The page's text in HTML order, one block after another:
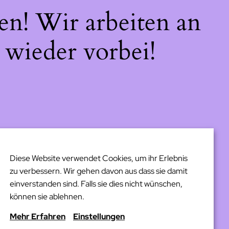
Wir arbeiten an
vorbei!
Diese Website verwendet Cookies, um ihr Erlebnis
zu verbessern. Wir gehen davon aus dass sie damit
einverstanden sind. Falls sie dies nicht wünschen,
können sie ablehnen.
Mehr Erfahren
Einstellungen